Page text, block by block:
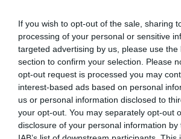
If you wish to opt-out of the sale, sharing
processing of your personal or sensitive
targeted advertising by us, please use the
section to confirm your selection. Please
opt-out request is processed you may
interest-based ads based on personal
us or personal information disclosed to
your opt-out. You may separately opt-out
disclosure of your personal information
OPIS PRODUKTU